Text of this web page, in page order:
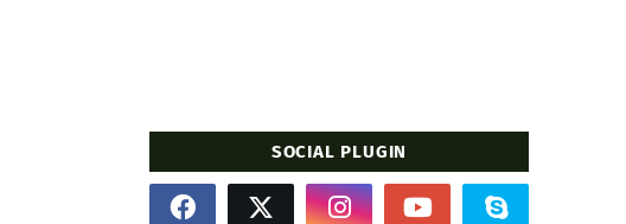
SOCIAL PLUGIN